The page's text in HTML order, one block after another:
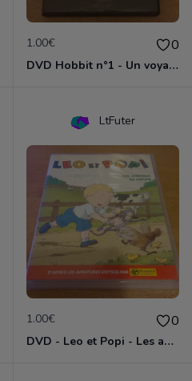
1.00€ 0
DVD Hobbit n°1 - Un voyage inattendu
LtFuter
1.00€ 0
DVD - Leo et Popi - Les animaux de la nature